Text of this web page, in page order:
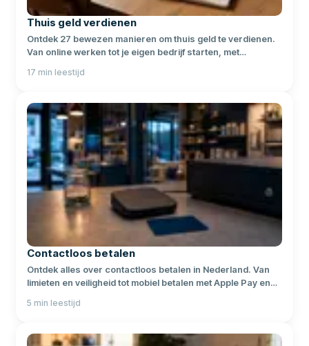
Thuis geld verdienen
Ontdek 27 bewezen manieren om thuis geld te verdienen.
Van online werken tot je eigen bedrijf starten, met
17 min leestijd
Contactloos betalen
Ontdek alles over contactloos betalen in Nederland. Van
limieten en veiligheid tot mobiel betalen met Apple Pay en
5 min leestijd